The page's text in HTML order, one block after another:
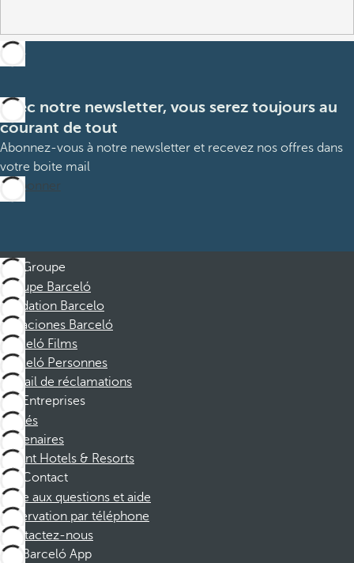
Avec notre newsletter, vous serez toujours au
courant de tout
Abonnez-vous à notre newsletter et recevez nos offres dans
votre boite mail
M’abonner
Groupe
Groupe Barceló
Fondation Barcelo
Vacaciones Barceló
Barceló Films
Barceló Personnes
Portail de réclamations
Entreprises
Affiliés
Partenaires
Dorint Hotels & Resorts
Contact
Foire aux questions et aide
Réservation par téléphone
Contactez-nous
Barceló App